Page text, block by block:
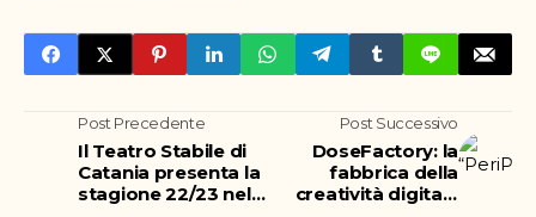
Post Precedente
Il Teatro Stabile di
Catania presenta la
stagione 22/23 nel
Post Successivo
DoseFactory: la
fabbrica della
creatività digitale